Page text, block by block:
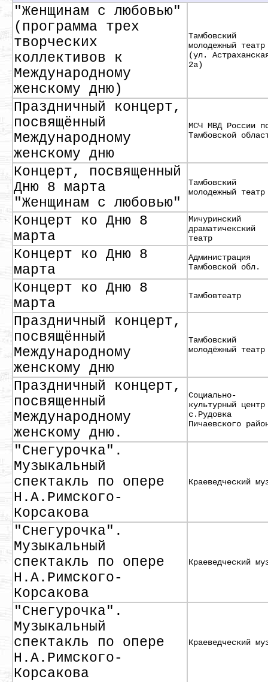
"Женщинам с любовью"
(программа трех
творческих
коллективов к
Международному
женскому дню)
Тамбовский
молодежный театр
(ул.
2а)
Праздничный концерт,
посвящённый
Международному
женскому дню
МСЧ МВД России
Тамбовской
Концерт, посвященный
Дню 8 марта
"Женщинам с любовью"
Тамбовский
молодежный театр
Концерт ко Дню 8
марта
Мичуринский
драматичекский
театр
Концерт ко Дню 8
марта
Администрация
Тамбовской обл.
Концерт ко Дню 8
марта
Тамбовтеатр
Праздничный концерт,
посвящённый
Международному
женскому дню
Тамбовский
молодёжный театр
Праздничный концерт,
посвященный
Международному
женскому дню.
Социально-
культурный центр
с.Рудовка
Пичаевского
"Снегурочка".
Музыкальный
спектакль по опере
Н.А.Римского-
Корсакова
Краеведческий
"Снегурочка".
Музыкальный
спектакль по опере
Н.А.Римского-
Корсакова
Краеведческий
"Снегурочка".
Музыкальный
спектакль по опере
Н.А.Римского-
Корсакова
Краеведческий